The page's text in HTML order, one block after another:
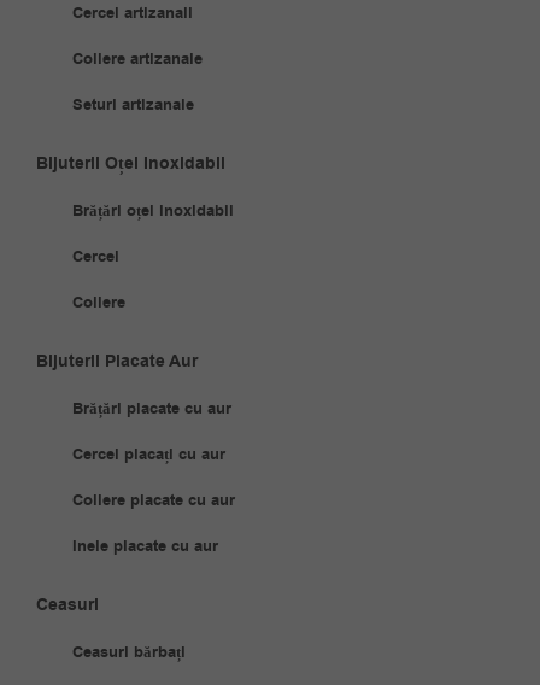
Cercei artizanali
Coliere artizanale
Seturi artizanale
Bijuterii Oțel Inoxidabil
Brățări oțel inoxidabil
Cercei
Coliere
Bijuterii Placate Aur
Brățări placate cu aur
Cercei placați cu aur
Coliere placate cu aur
Inele placate cu aur
Ceasuri
Ceasuri bărbați